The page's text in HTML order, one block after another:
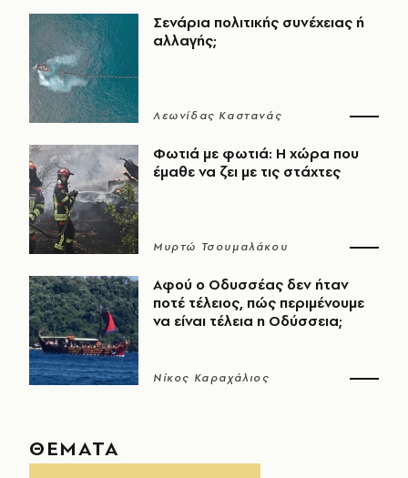
Σενάρια πολιτικής συνέχειας ή
αλλαγής;
Λεωνίδας Καστανάς
Φωτιά με φωτιά: Η χώρα που
έμαθε να ζει με τις στάχτες
Μυρτώ Τσουμαλάκου
Αφού ο Οδυσσέας δεν ήταν
ποτέ τέλειος, πώς περιμένουμε
να είναι τέλεια η Οδύσσεια;
Νίκος Καραχάλιος
ΘΕΜΑΤΑ